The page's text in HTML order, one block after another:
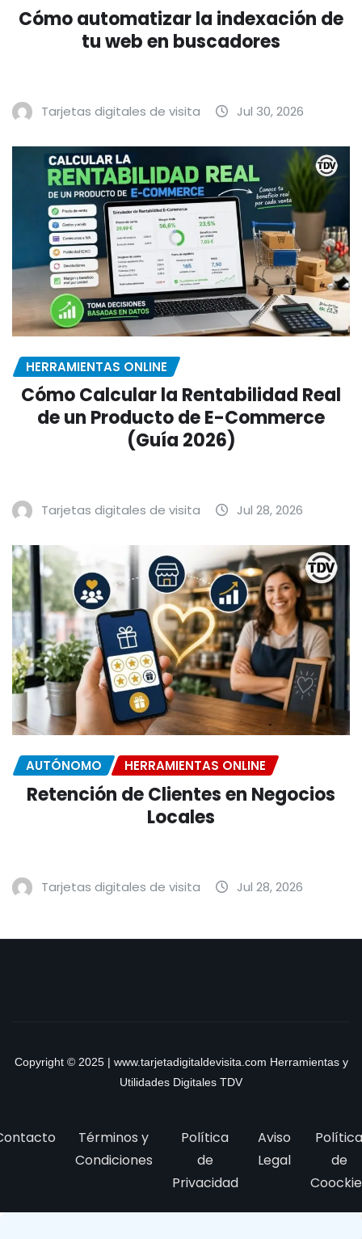
Cómo automatizar la indexación de
tu web en buscadores
Tarjetas digitales de visita Jul 30, 2026
HERRAMIENTAS ONLINE
Cómo Calcular la Rentabilidad Real
de un Producto de E-Commerce
(Guía 2026)
Tarjetas digitales de visita Jul 28, 2026
AUTÓNOMO HERRAMIENTAS ONLINE
Retención de Clientes en Negocios
Locales
Tarjetas digitales de visita Jul 28, 2026
Copyright © 2025 | www.tarjetadigitaldevisita.com Herramientas y
Utilidades Digitales TDV
Términos y
Condiciones
Política
de
Privacidad
Aviso
Legal
Política
de